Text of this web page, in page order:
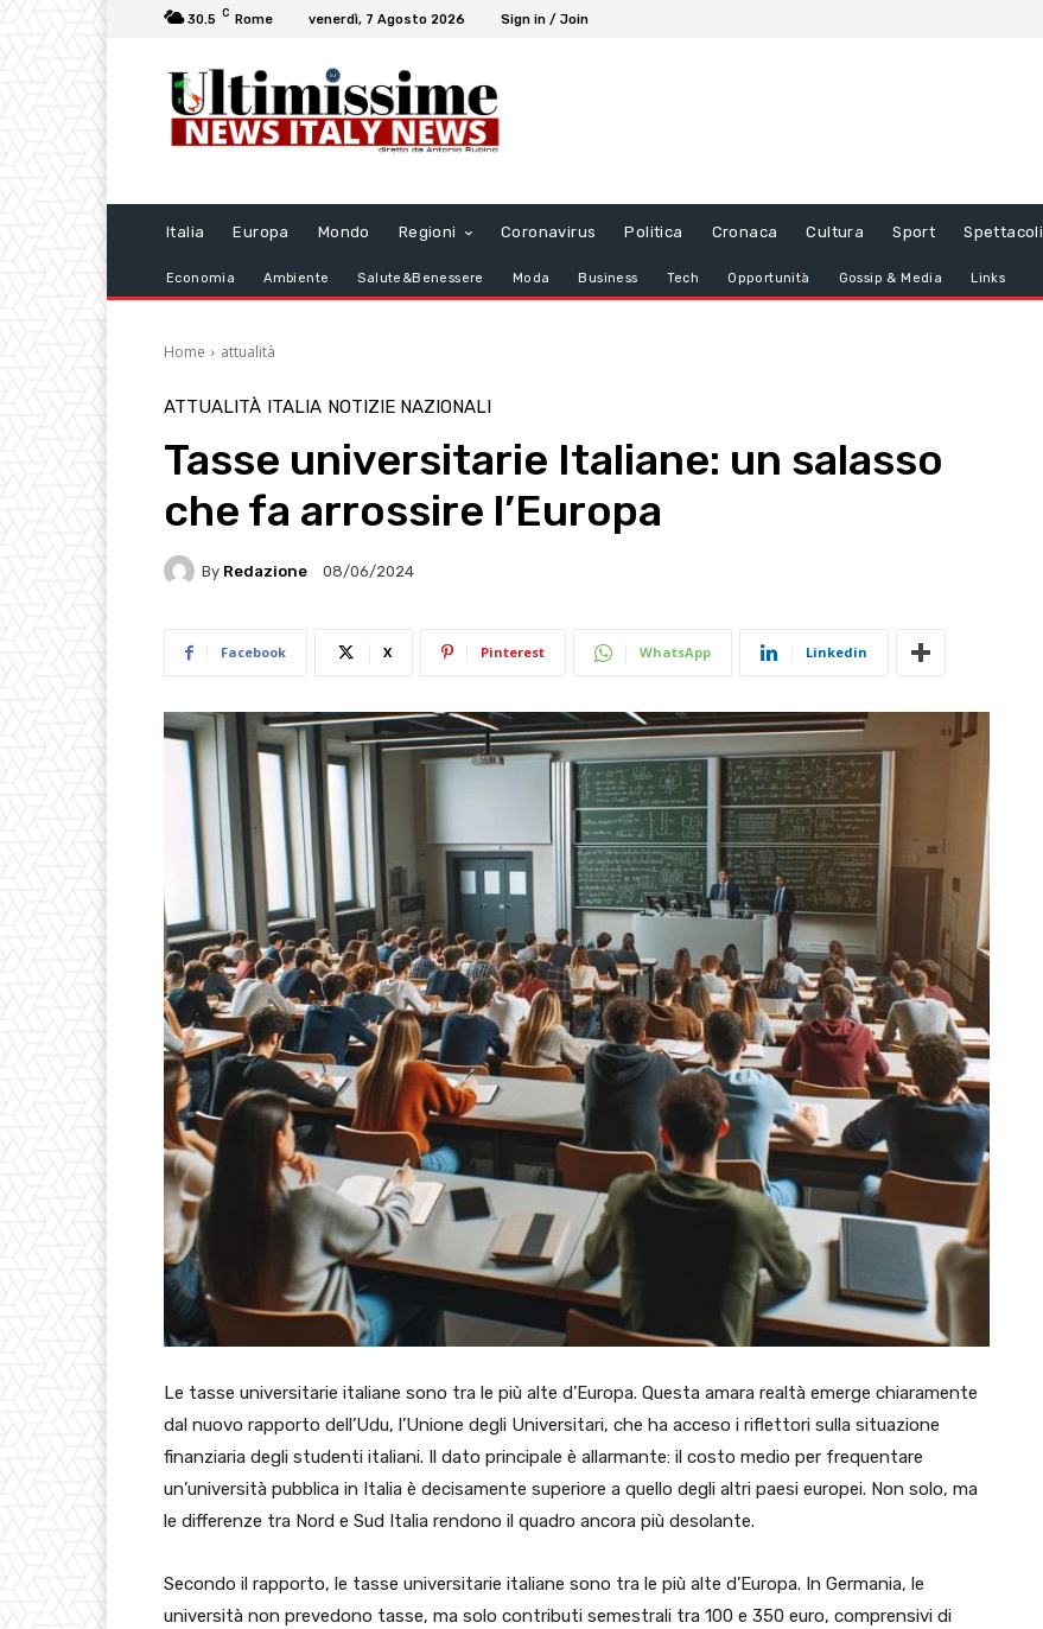
30.5 C Rome venerdì, 7 Agosto 2026 Sign in / Join
Italia Europa Mondo Regioni Coronavirus Politica Cronaca Cultura Sport Spettacoli
Economia Ambiente Salute&Benessere Moda Business Tech Opportunità Gossip & Media Links
Home attualità
ATTUALITÀ ITALIA NOTIZIE NAZIONALI
Tasse universitarie Italiane: un salasso
che fa arrossire l’Europa
By Redazione 08/06/2024
Facebook X Pinterest WhatsApp Linkedin
Le tasse universitarie italiane sono tra le più alte d’Europa. Questa amara realtà emerge chiaramente
dal nuovo rapporto dell’Udu, l’Unione degli Universitari, che ha acceso i riflettori sulla situazione
finanziaria degli studenti italiani. Il dato principale è allarmante: il costo medio per frequentare
un’università pubblica in Italia è decisamente superiore a quello degli altri paesi europei. Non solo, ma
le differenze tra Nord e Sud Italia rendono il quadro ancora più desolante.
Secondo il rapporto, le tasse universitarie italiane sono tra le più alte d’Europa. In Germania, le
università non prevedono tasse, ma solo contributi semestrali tra 100 e 350 euro, comprensivi di